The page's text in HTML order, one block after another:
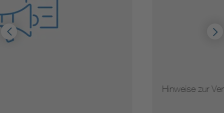
Hinweise zur Vervielfältigung von Normen